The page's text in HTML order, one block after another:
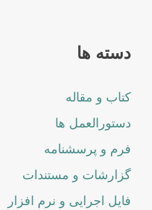
دسته ها
کتاب و مقاله
دستورالعمل ها
فرم و پرسشنامه
گزارشات و مستندات
فایل اجرایی و نرم افزار